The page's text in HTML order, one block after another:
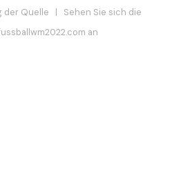
der Quelle | Sehen Sie sich die
an